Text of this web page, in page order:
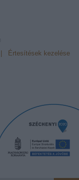
Értesítések kezelése